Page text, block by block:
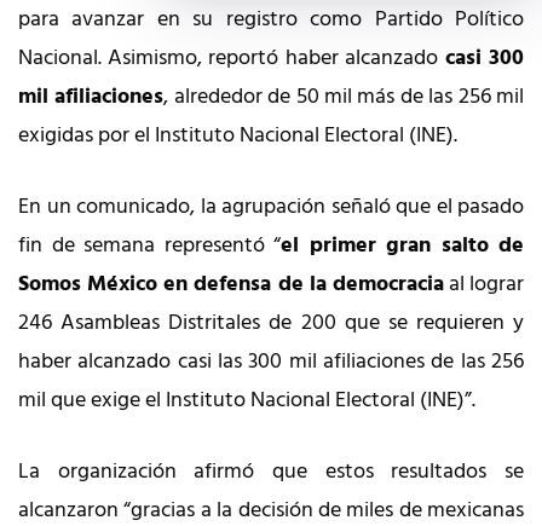
para avanzar en su registro como Partido Político
Nacional. Asimismo, reportó haber alcanzadocasi 300
mil afiliaciones, alrededor de 50 mil más de las 256 mil
exigidas por el Instituto Nacional Electoral (INE).
En un comunicado, la agrupación señaló que el pasado
fin de semana representó “el primer gran salto de
Somos México en defensa de la democraciaal lograr
246 Asambleas Distritales de 200 que se requieren y
haber alcanzado casi las 300 mil afiliaciones de las 256
mil que exige el Instituto Nacional Electoral (INE)”.
La organización afirmó que estos resultados se
alcanzaron “gracias a la decisión de miles de mexicanas